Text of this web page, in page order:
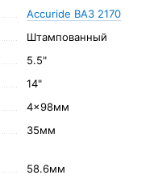
Accuride ВАЗ 2170
Штампованный
5.5"
14"
4x98мм
35мм
58.6мм